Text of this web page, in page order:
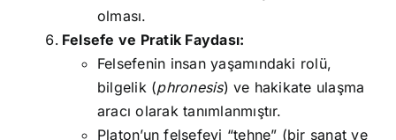
olması.
Felsefe ve Pratik Faydası:
Felsefenin insan yaşamındaki rolü,
bilgelik (phronesis) ve hakikate ulaşma
aracı olarak tanımlanmıştır.
Platon’un felsefeyi “tehne” (bir sanat ve